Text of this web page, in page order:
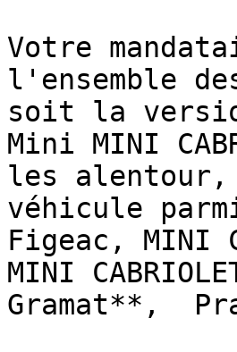
Votre
l'ensemble
soit la
Mini MINI
les alentour,
véhicule
Figeac, MINI
MINI
Gramat**,